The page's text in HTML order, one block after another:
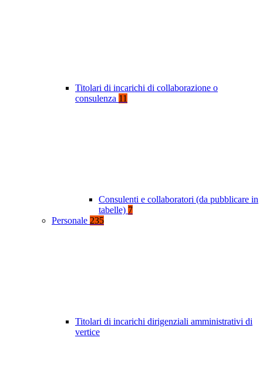
Titolari di incarichi di collaborazione o
consulenza 11
Consulenti e collaboratori (da pubblicare in
tabelle) 7
Personale 235
Titolari di incarichi dirigenziali amministrativi di
vertice